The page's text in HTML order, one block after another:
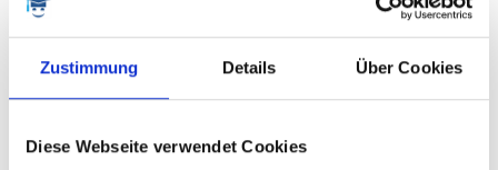
Zustimmung Details Über Cookies
Diese Webseite verwendet Cookies